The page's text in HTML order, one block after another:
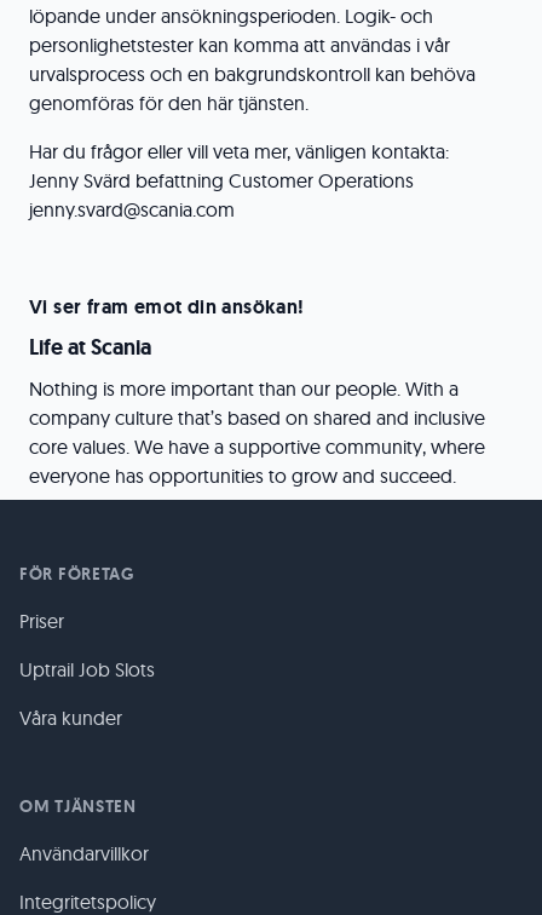
löpande under ansökningsperioden. Logik- och
personlighetstester kan komma att användas i vår
urvalsprocess och en bakgrundskontroll kan behöva
genomföras för den här tjänsten.
Har du frågor eller vill veta mer, vänligen kontakta:
Jenny Svärd befattning Customer Operations
jenny.svard@scania.com
Vi ser fram emot din ansökan!
Life at Scania
Nothing is more important than our people. With a
company culture that’s based on shared and inclusive
core values. We have a supportive community, where
everyone has opportunities to grow and succeed.
FÖR FÖRETAG
Priser
Uptrail Job Slots
Våra kunder
OM TJÄNSTEN
Användarvillkor
Integritetspolicy